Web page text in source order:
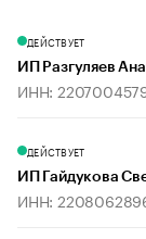
ДЕЙСТВУЕТ
ИП Разгуляев
ИНН:
ДЕЙСТВУЕТ
ИП Гайдукова
ИНН: